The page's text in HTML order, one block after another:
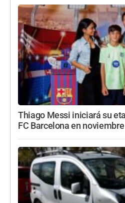
Thiago Messi iniciará su
FC Barcelona en noviembre